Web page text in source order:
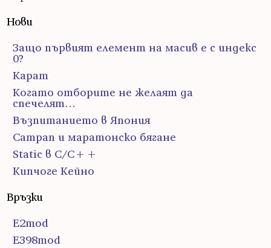
Нови
Защо първият елемент на масив е с индекс
0?
Карат
Когато отборите не желаят да
спечелят…
Възпитанието в Япония
Сатрап и маратонско бягане
Static в C/C++
Кипчоге Кейно
Връзки
E2mod
E398mod